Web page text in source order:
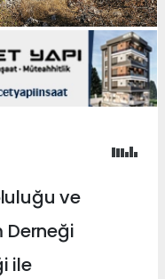
ve
Derneği
ile